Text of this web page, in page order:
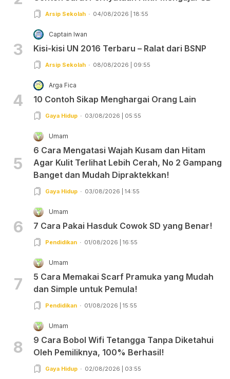
Arsip Sekolah 04/08/2026 | 18:55
3
Captain Iwan
Kisi-kisi UN 2016 Terbaru – Ralat dari BSNP
Arsip Sekolah 08/08/2026 | 09:55
4
Arga Fica
10 Contoh Sikap Menghargai Orang Lain
Gaya Hidup 03/08/2026 | 05:55
5
Umam
6 Cara Mengatasi Wajah Kusam dan Hitam
Agar Kulit Terlihat Lebih Cerah, No 2 Gampang
Banget dan Mudah Dipraktekkan!
Gaya Hidup 03/08/2026 | 14:55
6
Umam
7 Cara Pakai Hasduk Cowok SD yang Benar!
Pendidikan 01/08/2026 | 16:55
7
Umam
5 Cara Memakai Scarf Pramuka yang Mudah
dan Simple untuk Pemula!
Pendidikan 01/08/2026 | 15:55
8
Umam
9 Cara Bobol Wifi Tetangga Tanpa Diketahui
Oleh Pemiliknya, 100% Berhasil!
Gaya Hidup 02/08/2026 | 03:55